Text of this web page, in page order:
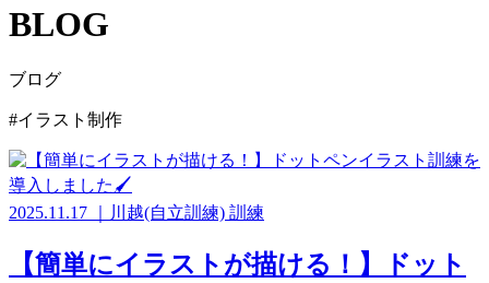
BLOG
ブログ
#イラスト制作
2025.11.17 川越(自立訓練) 訓練
【簡単にイラストが描ける！】ドット